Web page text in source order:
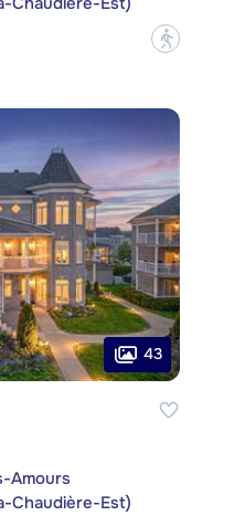
?
43
Amours
Chaudière-Est)